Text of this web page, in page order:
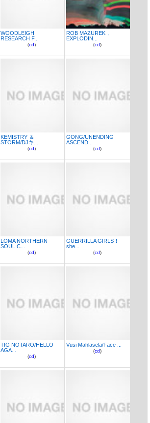
WOODLEIGH
RESEARCH F...
(cd)
ROB MAZUREK，
EXPLODIN...
(cd)
KEMISTRY ＆
STORM/DJキ...
(cd)
GONG/UNENDING
ASCEND...
(cd)
LOMA NORTHERN
SOUL C...
(cd)
GUERRILLA GIRLS！
she...
(cd)
TIG NOTARO/HELLO
AGA...
(cd)
Vusi Mahlasela/Face ...
(cd)